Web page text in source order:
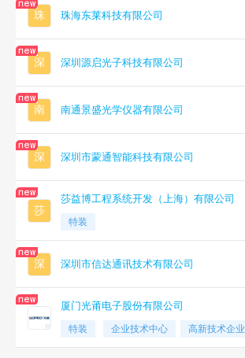
珠 珠海东莱科技有限公司
深 深圳源启光子科技有限公司
南 南通景盛光学仪器有限公司
深 深圳市蒙通智能科技有限公司
莎
莎益博工程系统开发（上海）有限公司
特装
深 深圳市信达通讯技术有限公司
厦门光莆电子股份有限公司
特装 企业技术中心 高新技术企业